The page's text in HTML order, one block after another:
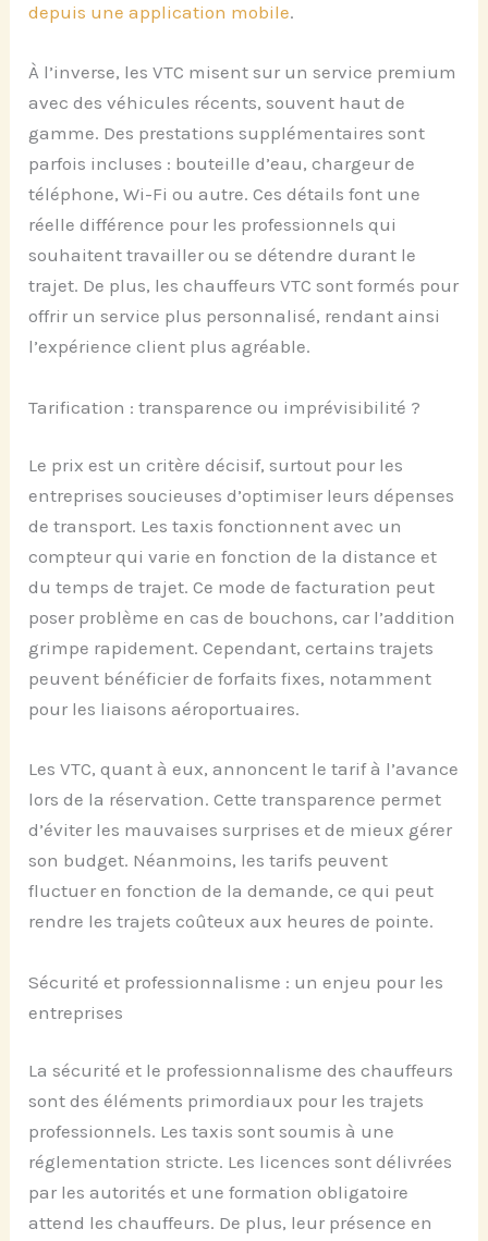
depuis une application mobile.
À l’inverse, les VTC misent sur un service premium
avec des véhicules récents, souvent haut de
gamme. Des prestations supplémentaires sont
parfois incluses : bouteille d’eau, chargeur de
téléphone, Wi-Fi ou autre. Ces détails font une
réelle différence pour les professionnels qui
souhaitent travailler ou se détendre durant le
trajet. De plus, les chauffeurs VTC sont formés pour
offrir un service plus personnalisé, rendant ainsi
l’expérience client plus agréable.
Tarification : transparence ou imprévisibilité ?
Le prix est un critère décisif, surtout pour les
entreprises soucieuses d’optimiser leurs dépenses
de transport. Les taxis fonctionnent avec un
compteur qui varie en fonction de la distance et
du temps de trajet. Ce mode de facturation peut
poser problème en cas de bouchons, car l’addition
grimpe rapidement. Cependant, certains trajets
peuvent bénéficier de forfaits fixes, notamment
pour les liaisons aéroportuaires.
Les VTC, quant à eux, annoncent le tarif à l’avance
lors de la réservation. Cette transparence permet
d’éviter les mauvaises surprises et de mieux gérer
son budget. Néanmoins, les tarifs peuvent
fluctuer en fonction de la demande, ce qui peut
rendre les trajets coûteux aux heures de pointe.
Sécurité et professionnalisme : un enjeu pour les
entreprises
La sécurité et le professionnalisme des chauffeurs
sont des éléments primordiaux pour les trajets
professionnels. Les taxis sont soumis à une
réglementation stricte. Les licences sont délivrées
par les autorités et une formation obligatoire
attend les chauffeurs. De plus, leur présence en